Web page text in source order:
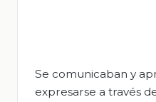
Se comunicaban y
expresarse a través